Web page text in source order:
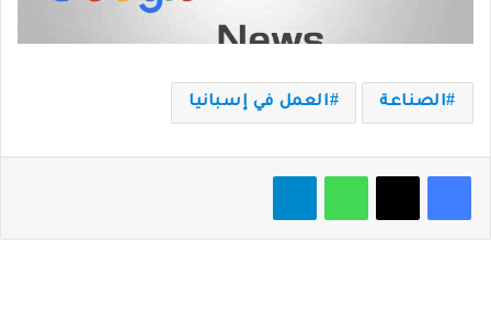
الصناعة العمل في إسبانيا
فيسبوك‫X واتساب تيلقرام